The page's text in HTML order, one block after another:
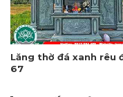
Lăng thờ đá xanh rêu
67